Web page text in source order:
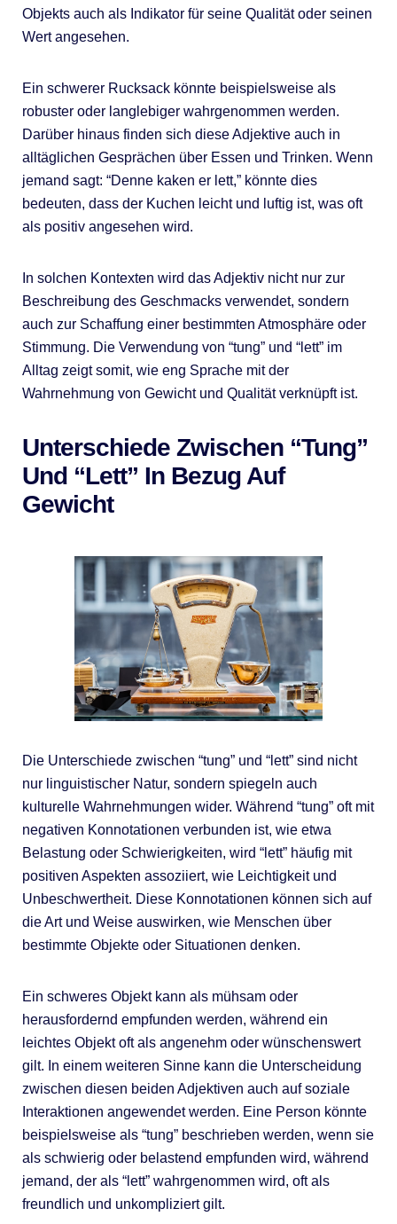
Objekts auch als Indikator für seine Qualität oder seinen
Wert angesehen.
Ein schwerer Rucksack könnte beispielsweise als
robuster oder langlebiger wahrgenommen werden.
Darüber hinaus finden sich diese Adjektive auch in
alltäglichen Gesprächen über Essen und Trinken. Wenn
jemand sagt: “Denne kaken er lett,” könnte dies
bedeuten, dass der Kuchen leicht und luftig ist, was oft
als positiv angesehen wird.
In solchen Kontexten wird das Adjektiv nicht nur zur
Beschreibung des Geschmacks verwendet, sondern
auch zur Schaffung einer bestimmten Atmosphäre oder
Stimmung. Die Verwendung von “tung” und “lett” im
Alltag zeigt somit, wie eng Sprache mit der
Wahrnehmung von Gewicht und Qualität verknüpft ist.
Unterschiede Zwischen “tung”
Und “lett” In Bezug Auf
Gewicht
Die Unterschiede zwischen “tung” und “lett” sind nicht
nur linguistischer Natur, sondern spiegeln auch
kulturelle Wahrnehmungen wider. Während “tung” oft mit
negativen Konnotationen verbunden ist, wie etwa
Belastung oder Schwierigkeiten, wird “lett” häufig mit
positiven Aspekten assoziiert, wie Leichtigkeit und
Unbeschwertheit. Diese Konnotationen können sich auf
die Art und Weise auswirken, wie Menschen über
bestimmte Objekte oder Situationen denken.
Ein schweres Objekt kann als mühsam oder
herausfordernd empfunden werden, während ein
leichtes Objekt oft als angenehm oder wünschenswert
gilt. In einem weiteren Sinne kann die Unterscheidung
zwischen diesen beiden Adjektiven auch auf soziale
Interaktionen angewendet werden. Eine Person könnte
beispielsweise als “tung” beschrieben werden, wenn sie
als schwierig oder belastend empfunden wird, während
jemand, der als “lett” wahrgenommen wird, oft als
freundlich und unkompliziert gilt.